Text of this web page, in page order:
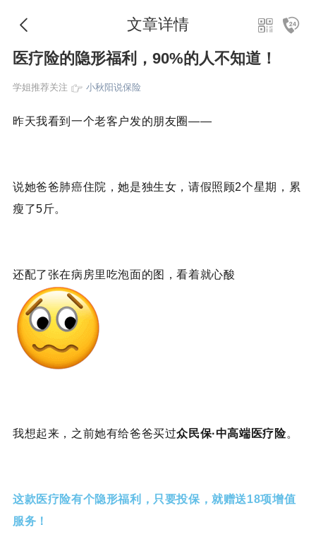
文章详情
医疗险的隐形福利，90%的人不知道！
学姐推荐关注 小秋阳说保险
昨天我看到一个老客户发的朋友圈——
说她爸爸肺癌住院，她是独生女，请假照顾2个星期，累
瘦了5斤。
还配了张在病房里吃泡面的图，看着就心酸
我想起来，之前她有给爸爸买过众民保·中高端医疗险。
这款医疗险有个隐形福利，只要投保，就赠送18项增值
服务！